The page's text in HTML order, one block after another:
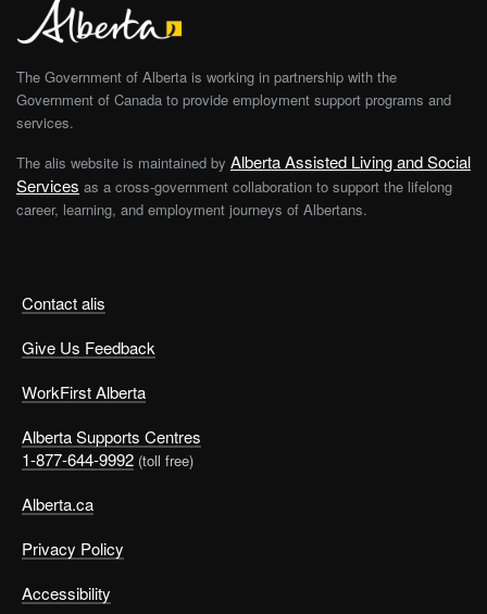
Contact alis
Give Us Feedback
WorkFirst Alberta
Alberta Supports Centres
1-877-644-9992 (toll free)
Alberta.ca
Privacy Policy
Accessibility
The Government of Alberta is working in partnership with the
Government of Canada to provide employment support programs and
services.
The alis website is maintained by Alberta Assisted Living and Social
Services as a cross-government collaboration to support the lifelong
career, learning, and employment journeys of Albertans.